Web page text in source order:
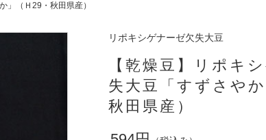
」（Ｈ29・秋田県産）
リポキシゲナーゼ欠失大豆
【乾燥豆】リポキ
失大豆「すずさやか
秋田県産）